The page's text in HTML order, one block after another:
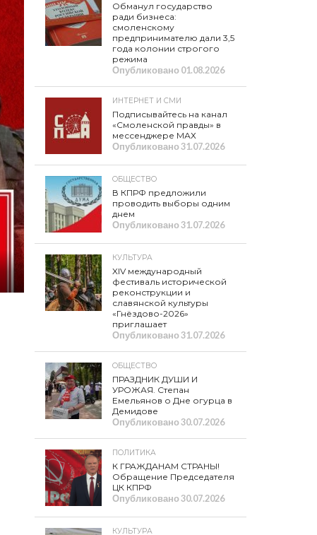
Обманул государство
ради бизнеса:
смоленскому
предпринимателю дали 3,5
года колонии строгого
режима
Опубликовано01.08.2026
ИНТЕРНЕТ И СМИ
Подписывайтесь на канал
«Смоленской правды» в
мессенджере МАХ
Опубликовано31.07.2026
ОБЩЕСТВО
В КПРФ предложили
проводить выборы одним
днем
Опубликовано31.07.2026
КУЛЬТУРА
XIV международный
фестиваль исторической
реконструкции и
славянской культуры
«Гнёздово-2026»
приглашает
Опубликовано31.07.2026
ОБЩЕСТВО
ПРАЗДНИК ДУШИ И
УРОЖАЯ. Степан
Емельянов о Дне огурца в
Демидове
Опубликовано30.07.2026
ПОЛИТИКА
К ГРАЖДАНАМ СТРАНЫ!
Обращение Председателя
ЦК КПРФ
Опубликовано30.07.2026
КУЛЬТУРА